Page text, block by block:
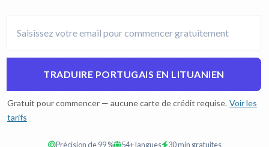
TRADUIRE PORTUGAIS EN LITUANIEN
Gratuit pour commencer — aucune carte de crédit requise. Voir les
tarifs
Précision de 99 % 54+ langues 30 min gratuites